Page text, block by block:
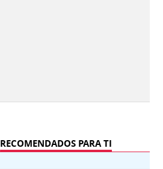
RECOMENDADOS PARA TI